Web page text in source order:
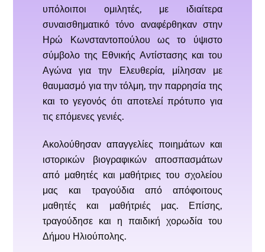
υπόλοιποι ομιλητές, με ιδιαίτερα
συναισθηματικό τόνο αναφέρθηκαν στην
Ηρώ Κωνσταντοπούλου ως το ύψιστο
σύμβολο της Εθνικής Αντίστασης και του
Αγώνα για την Ελευθερία, μίλησαν με
θαυμασμό για την τόλμη, την παρρησία της
και το γεγονός ότι αποτελεί πρότυπο για
τις επόμενες γενιές.
Ακολούθησαν απαγγελίες ποιημάτων και
ιστορικών βιογραφικών αποσπασμάτων
από μαθητές και μαθήτριες του σχολείου
μας και τραγούδια από απόφοιτους
μαθητές και μαθήτριές μας. Επίσης,
τραγούδησε και η παιδική χορωδία του
Δήμου Ηλιούπολης.